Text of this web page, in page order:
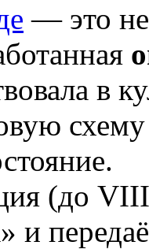
— это не
в
(до
и